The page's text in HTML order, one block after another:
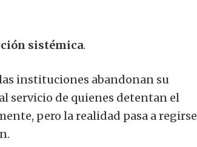
sistémica.
instituciones abandonan su
servicio de quienes detentan el
pero la realidad pasa a regirse